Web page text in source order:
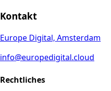
Kontakt
Europe Digital, Amsterdam
info@europedigital.cloud
Rechtliches